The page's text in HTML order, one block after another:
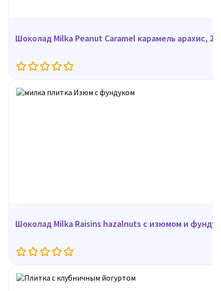
Шоколад Milka Peanut Caramel карамель арахис,
Шоколад Milka Raisins hazalnuts c изюмом и